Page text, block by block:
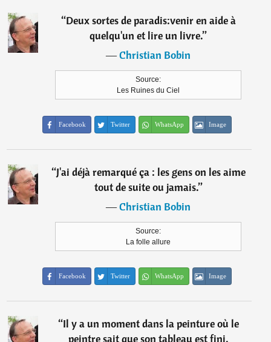
“Deux sortes de paradis:venir en aide à
quelqu'un et lire un livre.”
―Christian Bobin
Source:
Les Ruines du Ciel
Facebook Twitter WhatsApp Image
“J'ai déjà remarqué ça : les gens on les aime
tout de suite ou jamais.”
―Christian Bobin
Source:
La folle allure
Facebook Twitter WhatsApp Image
“Il y a un moment dans la peinture où le
peintre sait que son tableau est fini.